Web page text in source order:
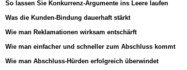
So lassen Sie Konkurrenz-Argumente ins Leere laufen
Was die Kunden-Bindung dauerhaft stärkt
Wie man Reklamationen wirksam entschärft
Wie man einfacher und schneller zum Abschluss kommt
Wie man Abschluss-Hürden erfolgreich überwindet